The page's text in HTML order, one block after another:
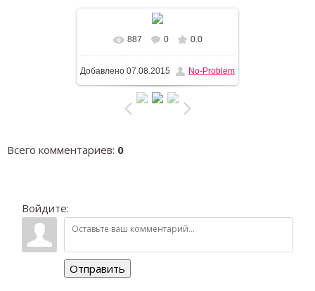
В реальном размере 1281x768
184.6Kb
887 0 0.0
Добавлено 07.08.2015 No-Problem
Всего комментариев: 0
Войдите:
Отправить